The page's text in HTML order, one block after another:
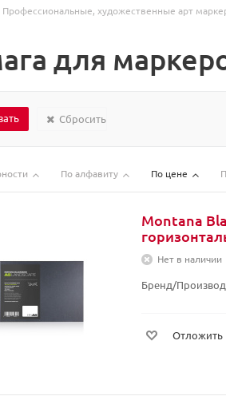
Профессиональные, художественные арт
для
Сбросить
По алфавиту По цене
Montana
Нет в наличии
Бренд/
Отложить